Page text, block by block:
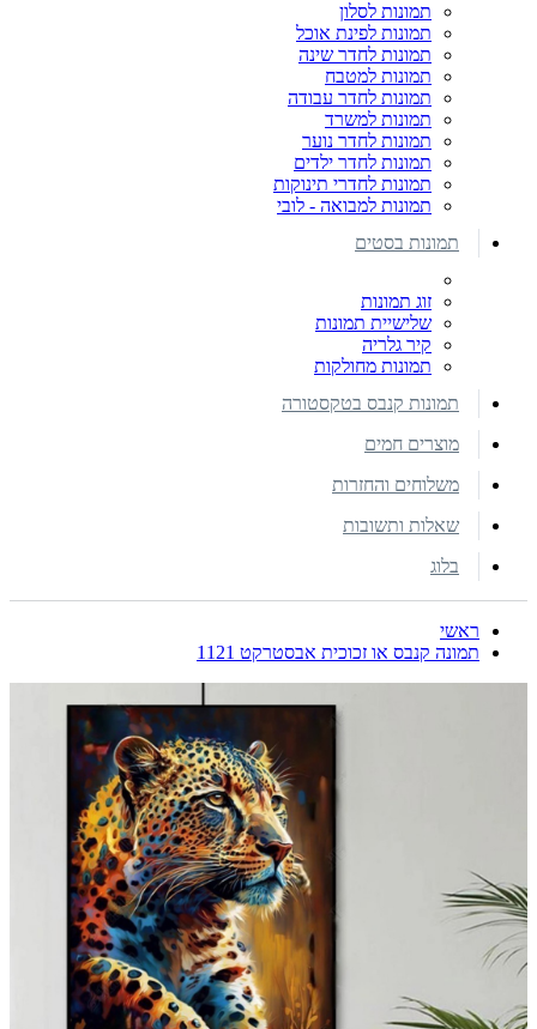
תמונות לסלון
תמונות לפינת אוכל
תמונות לחדר שינה
תמונות למטבח
תמונות לחדר עבודה
תמונות למשרד
תמונות לחדר נוער
תמונות לחדר ילדים
תמונות לחדרי תינוקות
תמונות למבואה - לובי
תמונות בסטים
זוג תמונות
שלישיית תמונות
קיר גלריה
תמונות מחולקות
תמונות קנבס בטקסטורה
מוצרים חמים
משלוחים והחזרות
שאלות ותשובות
בלוג
ראשי
תמונה קנבס או זכוכית אבסטרקט 1121